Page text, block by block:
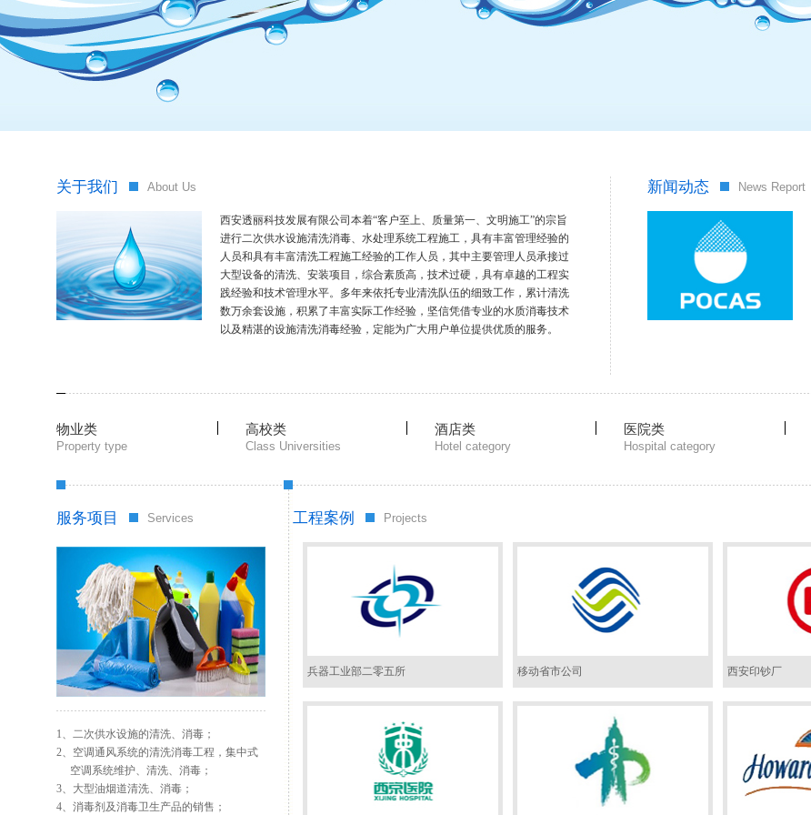
关于我们 About Us
西安透丽科技发展有限公司本着“客户至上、质量第一、文明施工”的宗旨
进行二次供水设施清洗消毒、水处理系统工程施工，具有丰富管理经验的
人员和具有丰富清洗工程施工经验的工作人员，其中主要管理人员承接过
大型设备的清洗、安装项目，综合素质高，技术过硬，具有卓越的工程实
践经验和技术管理水平。多年来依托专业清洗队伍的细致工作，累计清洗
数万余套设施，积累了丰富实际工作经验，坚信凭借专业的水质消毒技术
以及精湛的设施清洗消毒经验，定能为广大用户单位提供优质的服务。
新闻动态 News Report
物业类
Property type
高校类
Class Universities
酒店类
Hotel category
医院类
Hospital category
服务项目 Services
1、二次供水设施的清洗、消毒；
2、空调通风系统的清洗消毒工程，集中式
空调系统维护、清洗、消毒；
3、大型油烟道清洗、消毒；
4、消毒剂及消毒卫生产品的销售；
工程案例 Projects
兵器工业部二零五所 移动省市公司 西安印钞厂